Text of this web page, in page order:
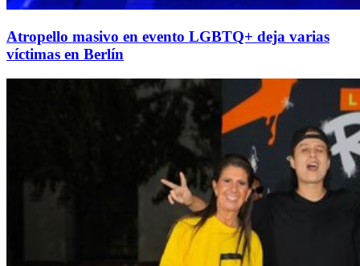
Atropello masivo en evento LGBTQ+ deja varias
víctimas en Berlín